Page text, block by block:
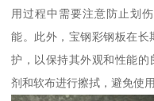
用过程中需要注意防止划
能。此外，宝钢彩钢板在
护，以保持其外观和性能
剂和软布进行擦拭，避免使